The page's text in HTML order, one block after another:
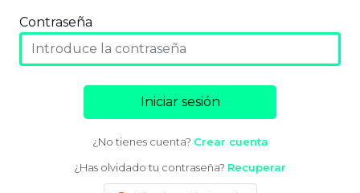
Contraseña
Iniciar sesión
¿No tienes cuenta? Crear cuenta
¿Has olvidado tu contraseña? Recuperar